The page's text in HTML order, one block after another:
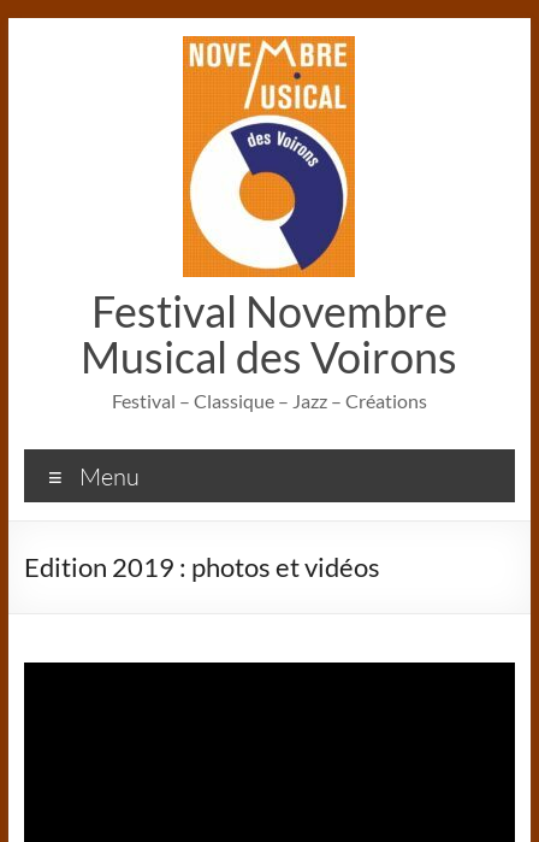
Festival Novembre
Musical des Voirons
Festival – Classique – Jazz – Créations
Menu
Edition 2019 : photos et vidéos